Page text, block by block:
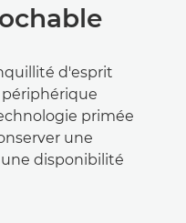
d'esprit
périphérique
primée
une
disponibilité